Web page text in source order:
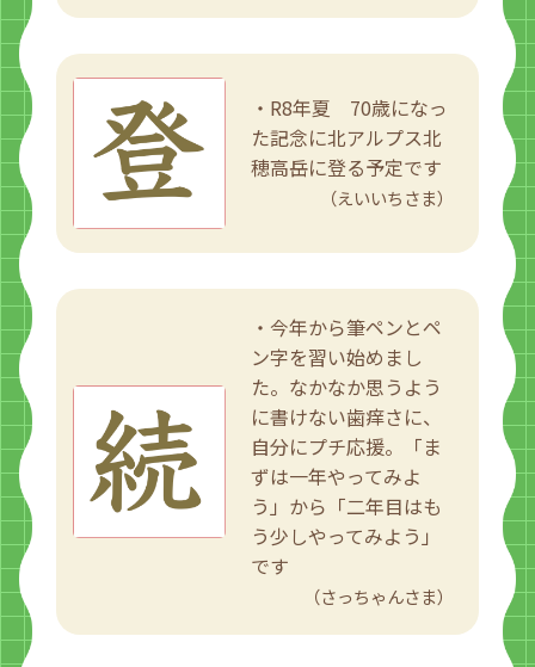
・R8年夏 70歳になっ
た記念に北アルプス北
穂高岳に登る予定です
（えいいちさま）
・今年から筆ペンとペ
ン字を習い始めまし
た。なかなか思うよう
に書けない歯痒さに、
自分にプチ応援。「ま
ずは一年やってみよ
う」から「二年目はも
う少しやってみよう」
です
（さっちゃんさま）